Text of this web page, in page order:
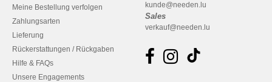
Meine Bestellung verfolgen
Zahlungsarten
Lieferung
Rückerstattungen / Rückgaben
Hilfe & FAQs
Unsere Engagements
kunde@needen.lu
Sales
verkauf@needen.lu